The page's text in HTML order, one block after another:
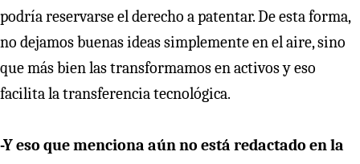
podría reservarse el derecho a patentar. De esta forma,
no dejamos buenas ideas simplemente en el aire, sino
que más bien las transformamos en activos y eso
facilita la transferencia tecnológica.
-Y eso que menciona aún no está redactado en la